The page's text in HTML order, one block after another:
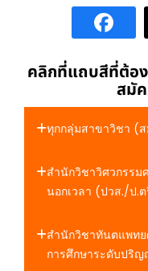
คลิกที่แถบสีที่ต้อง
สมั
ทุกกลุ่มสาขาวิชา (
สำนักวิชาวิศวกรร
นอกเวลา (ปวส./ป.
สำนักวิชาทันตแพทย
การศึกษาระดับปริ